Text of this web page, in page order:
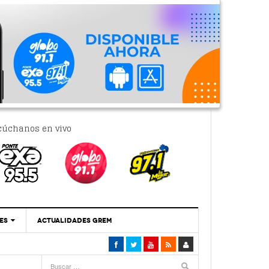
en vivo
‘Se Vale Soñar Con Una Contraloría Ciudadana’
ACTUALIDADES GREM